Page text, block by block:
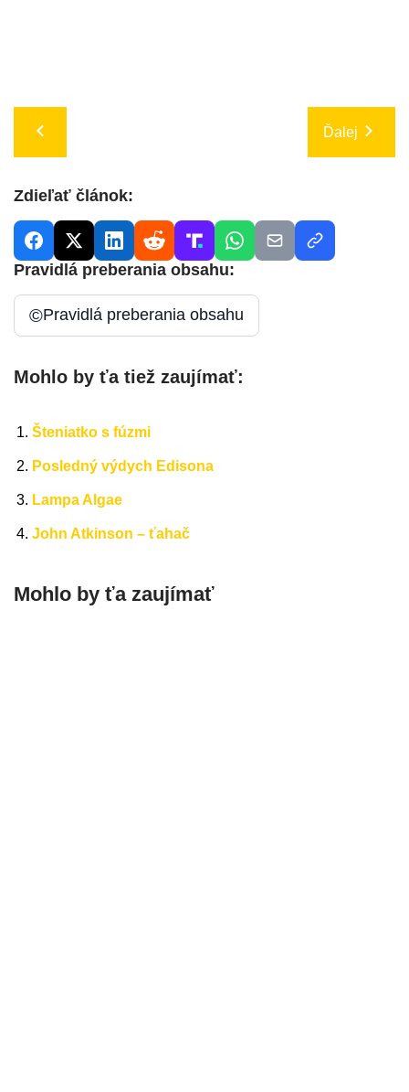
Ďalej
Zdieľať článok:
Pravidlá preberania obsahu:
©Pravidlá preberania obsahu
Mohlo by ťa tiež zaujímať:
Šteniatko s fúzmi
Posledný výdych Edisona
Lampa Algae
John Atkinson – ťahač
Mohlo by ťa zaujímať